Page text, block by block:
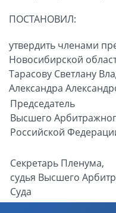
ПОСТАНОВИЛ:
утвердить членами
Новосибирской
Тарасову Светлану
Александра
Председатель
Высшего
Российской
Секретарь Пленума,
судья Высшего
Суда
Российской